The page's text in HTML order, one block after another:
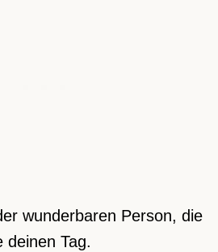
wunderbaren Person, die
deinen Tag.